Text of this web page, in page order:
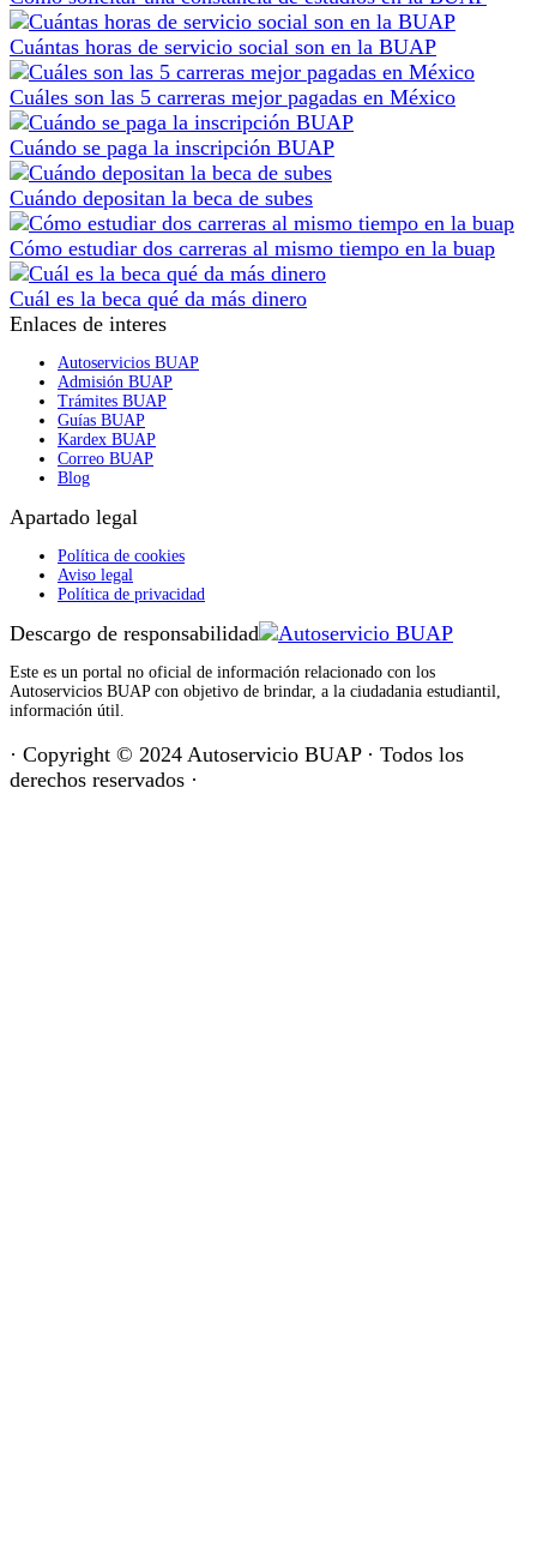
Cuántas horas de servicio social son en la BUAP
Cuáles son las 5 carreras mejor pagadas en México
Cuándo se paga la inscripción BUAP
Cuándo depositan la beca de subes
Cómo estudiar dos carreras al mismo tiempo en la buap
Cuál es la beca qué da más dinero
Enlaces de interes
Autoservicios BUAP
Admisión BUAP
Trámites BUAP
Guías BUAP
Kardex BUAP
Correo BUAP
Blog
Apartado legal
Política de cookies
Aviso legal
Política de privacidad
Descargo de responsabilidad
Este es un portal no oficial de información relacionado con los
Autoservicios BUAP con objetivo de brindar, a la ciudadania estudiantil,
información útil.
· Copyright © 2024 Autoservicio BUAP · Todos los
derechos reservados ·